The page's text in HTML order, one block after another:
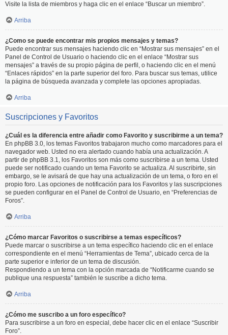
Visite la lista de miembros y haga clic en el enlace “Buscar un miembro”.
Arriba
¿Como se puede encontrar mis propios mensajes y temas?
Puede encontrar sus mensajes haciendo clic en “Mostrar sus mensajes” en el
Panel de Control de Usuario o haciendo clic en el enlace “Mostrar sus
mensajes” a través de su propio página de perfil, o haciendo clic en el menú
“Enlaces rápidos” en la parte superior del foro. Para buscar sus temas, utilice
la página de búsqueda avanzada y complete las opciones apropiadas.
Arriba
Suscripciones y Favoritos
¿Cuál es la diferencia entre añadir como Favorito y suscribirme a un tema?
En phpBB 3.0, los temas Favoritos trabajaron mucho como marcadores para el
navegador web. Usted no era alertado cuando había una actualización. A
partir de phpBB 3.1, los Favoritos son más como suscribirse a un tema. Usted
puede ser notificado cuando un tema Favorito se actualiza. Al suscribirte, sin
embargo, se le avisará de que hay una actualización de un tema, o foro en el
propio foro. Las opciones de notificación para los Favoritos y las suscripciones
se pueden configurar en el Panel de Control de Usuario, en “Preferencias de
Foros”.
Arriba
¿Cómo marcar Favoritos o suscribirse a temas específicos?
Puede marcar o suscribirse a un tema específico haciendo clic en el enlace
correspondiente en el menú “Herramientas de Tema”, ubicado cerca de la
parte superior e inferior de un tema de discusión.
Respondiendo a un tema con la opción marcada de “Notificarme cuando se
publique una respuesta” también le suscribe a dicho tema.
Arriba
¿Cómo me suscribo a un foro específico?
Para suscribirse a un foro en especial, debe hacer clic en el enlace “Suscribir
Foro”.